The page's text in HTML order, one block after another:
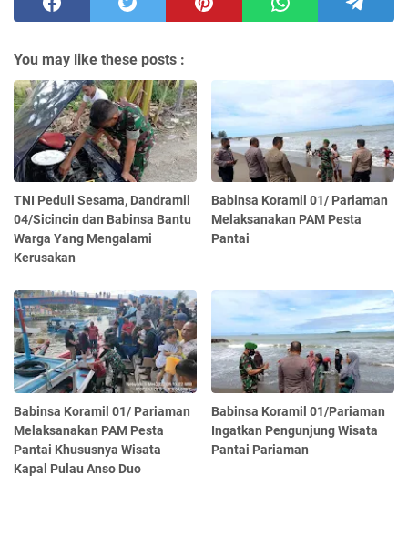
You may like these posts :
TNI Peduli Sesama, Dandramil
04/Sicincin dan Babinsa Bantu
Warga Yang Mengalami
Kerusakan
Babinsa Koramil 01/ Pariaman
Melaksanakan PAM Pesta
Pantai
Babinsa Koramil 01/ Pariaman
Melaksanakan PAM Pesta
Pantai Khususnya Wisata
Kapal Pulau Anso Duo
Babinsa Koramil 01/Pariaman
Ingatkan Pengunjung Wisata
Pantai Pariaman